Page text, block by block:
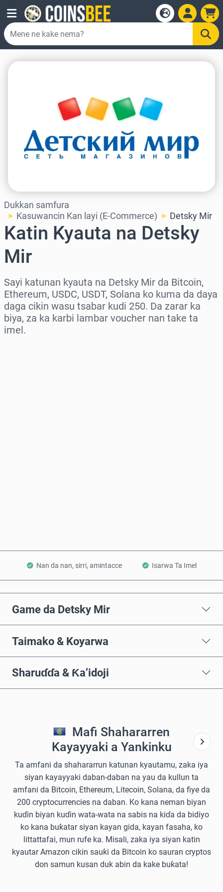
Dukkan samfura
Kasuwancin Kan layi (E-Commerce)
Detsky Mir
Katin Kyauta na Detsky
Mir
Sayi katunan kyauta na Detsky Mir da Bitcoin,
Ethereum, USDC, USDT, Solana ko kuma da daya
daga cikin wasu tsabar kudi 250. Da zarar ka
biya, za ka karbi lambar voucher nan take ta
imel.
Nan da nan, sirri, amintacce Isarwa Ta Imel
Game da Detsky Mir
Taimako & Koyarwa
Sharuɗɗa & Ƙa’idoji
Mafi Shahararren
Kayayyaki a Yankinku
Ta amfani da shahararrun katunan kyautamu, zaka iya
siyan kayayyaki daban-daban na yau da kullun ta
amfani da Bitcoin, Ethereum, Litecoin, Solana, da fiye da
200 cryptocurrencies na daban. Ko kana neman biyan
kuɗin biyan kuɗin wata-wata na sabis na kiɗa da bidiyo
ko kana buƙatar siyan kayan gida, kayan fasaha, ko
littattafai, mun rufe ka. Misali, zaka iya siyan katin
kyautar Amazon cikin sauƙi da Bitcoin ko sauran cryptos
don samun kusan duk abin da kake buƙata!